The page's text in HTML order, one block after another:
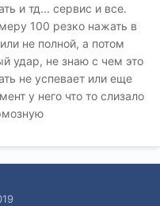
по наружней/
и тд... сервис и все.
100 резко нажать в
не полной, а потом
удар, не знаю с чем это
не успевает или еще
у него что то слизало